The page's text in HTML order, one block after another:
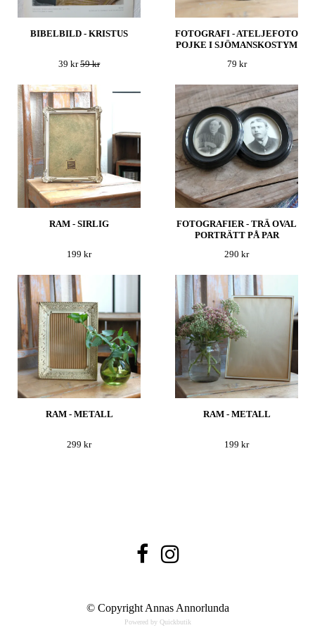
BIBELBILD - KRISTUS
39 kr59 kr
FOTOGRAFI - ATELJEFOTO
POJKE I SJÖMANSKOSTYM
79 kr
RAM - SIRLIG
199 kr
FOTOGRAFIER - TRÄ OVAL
PORTRÄTT PÅ PAR
290 kr
RAM - METALL
299 kr
RAM - METALL
199 kr
© Copyright Annas Annorlunda
Powered by Quickbutik